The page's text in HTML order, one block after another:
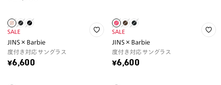
SALE
JINS×Barbie
度付き対応サングラス
¥6,600
SALE
JINS×Barbie
度付き対応サングラス
¥6,600